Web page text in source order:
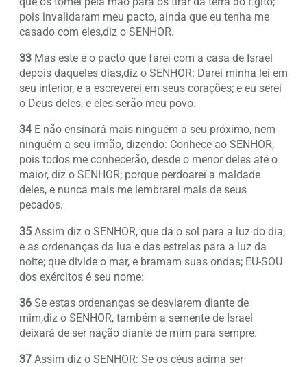
pois invalidaram meu pacto, ainda que eu tenha me
casado com eles,diz o SENHOR.
33 Mas este é o pacto que farei com a casa de Israel
depois daqueles dias,diz o SENHOR: Darei minha lei em
seu interior, e a escreverei em seus corações; e eu serei
o Deus deles, e eles serão meu povo.
34E não ensinará mais ninguém a seu próximo, nem
ninguém a seu irmão, dizendo: Conhece ao SENHOR;
pois todos me conhecerão, desde o menor deles até o
maior, diz o SENHOR; porque perdoarei a maldade
deles, e nunca mais me lembrarei mais de seus
pecados.
35 Assim diz o SENHOR, que dá o sol para a luz do dia,
e as ordenanças da lua e das estrelas para a luz da
noite; que divide o mar, e bramam suas ondas; EU-SOU
dos exércitos é seu nome:
36 Se estas ordenanças se desviarem diante de
mim,diz o SENHOR, também a semente de Israel
deixará de ser nação diante de mim para sempre.
37 Assim diz o SENHOR: Se os céus acima ser